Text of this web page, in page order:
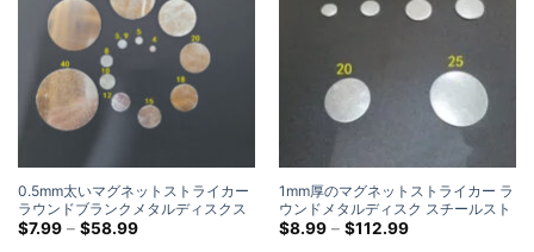
0.5mm太いマグネットストライカー
ラウンドブランクメタルディスクス
チールストライクプレート (500 パ
$7.99 – $58.99価
1mm厚のマグネットストライカー ラ
ウンドメタルディスク スチールスト
ライクプレート (500 パック)
$8.99 – $112.99価